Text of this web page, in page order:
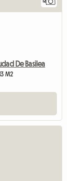
De Basilea
M2